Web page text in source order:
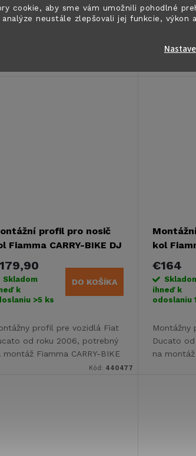
cookie, aby sme vám umožnili pohodlné
analýze neustále zlepšovali jej funkcie, výkon
nosiča
profil pro nosič
Fiamma CARRY-BIKE DJ
Fiat Ducato
Skladom
k
>5 ks
DO KOŠÍKA
profil pre vozidlá Fiat
od roku 2006, potrebný
montáž Fiamma CARRY-BIKE
Kód: 440477
kol
- pro
€164
ihneď k
odoslaniu
Montážny
Ducato
na montáž